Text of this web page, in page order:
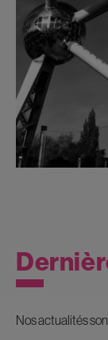
Nos actualités